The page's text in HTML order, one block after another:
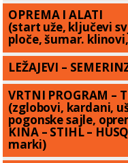
OPREMA I ALATI
(start uže, ključevi
ploče, šumar.
LEŽAJEVI –
VRTNI PROGRAM –
(zglobovi, kardani,
pogonske sajle,
KINA – STIHL –
marki)